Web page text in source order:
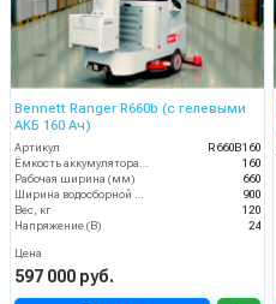
Bennett Ranger R660b (с гелевыми
АКБ 160 Ач)
Артикул
R660B160
160
Рабочая ширина (мм)
660
900
Вес, кг
120
Напряжение (В)
24
Цена
597 000 руб.